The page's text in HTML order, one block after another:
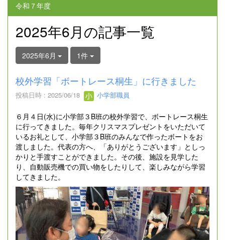
令和７年度
2025年6月の記事一覧
2025年6月 1件
校外学習「ボートレース桐生」に行きました
投稿日時 : 2025/06/18 小学部職員
６月４日(水)に小学部３B班の校外学習で、ボートレース桐生
に行ってきました。毎年クリスマスプレゼントをいただいて
いるお礼として、小学部３B班のみんなで作ったボートをお
渡しました。代表の方へ、「ありがとうございます」としっ
かりと手渡すことができました。その後、施設を見学した
り、自動販売機での買い物をしたりして、楽しみながら学習
してきました。